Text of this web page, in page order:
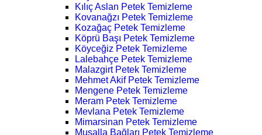
Kılıç Aslan Petek Temizleme
Kovanağzı Petek Temizleme
Kozağaç Petek Temizleme
Köprü Başı Petek Temizleme
Köyceğiz Petek Temizleme
Lalebahçe Petek Temizleme
Malazgirt Petek Temizleme
Mehmet Akif Petek Temizleme
Mengene Petek Temizleme
Meram Petek Temizleme
Mevlana Petek Temizleme
Mimarsinan Petek Temizleme
Musalla Bağları Petek Temizleme